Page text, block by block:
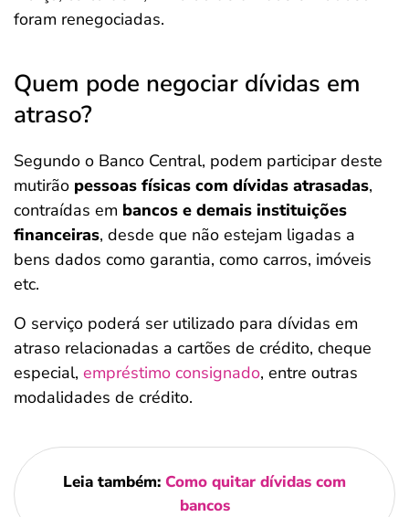
foram renegociadas.
Quem pode negociar dívidas em
atraso?
Segundo o Banco Central, podem participar deste
mutirão pessoas físicas com dívidas atrasadas,
contraídas em bancos e demais instituições
financeiras, desde que não estejam ligadas a
bens dados como garantia, como carros, imóveis
etc.
O serviço poderá ser utilizado para dívidas em
atraso relacionadas a cartões de crédito, cheque
especial, empréstimo consignado, entre outras
modalidades de crédito.
Leia também: Como quitar dívidas com
bancos